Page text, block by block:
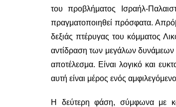
του προβλήματος Ισραήλ-
πραγματοποιηθεί πρόσφατα.
δεξιάς πτέρυγας του κόμματος
αντίδραση των μεγάλων δυνάμεων
αποτέλεσμα. Είναι λογικό και
αυτή είναι μέρος ενός
Η δεύτερη φάση, σύμφωνα με